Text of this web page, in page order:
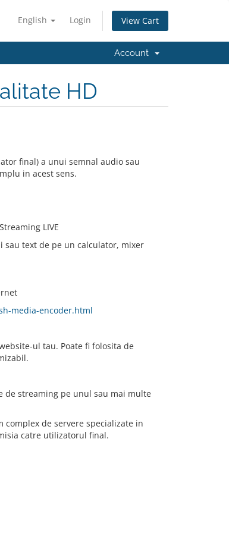
English Login View Cart
Account
HD
final) a unui semnal audio sau
in acest sens.
sau text de pe un calculator, mixer
media-encoder.html
ul tau. Poate fi folosita de
de streaming pe unul sau mai multe
de servere specializate in
catre utilizatorul final.